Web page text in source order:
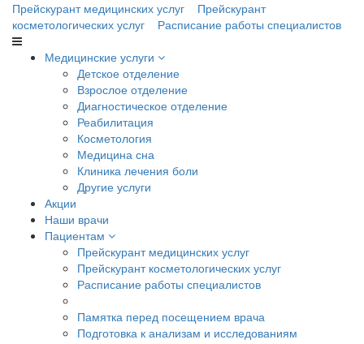
Прейскурант медицинских услуг
Прейскурант
косметологических услуг
Расписание работы специалистов
Медицинские услуги
Детское отделение
Взрослое отделение
Диагностическое отделение
Реабилитация
Косметология
Медицина сна
Клиника лечения боли
Другие услуги
Акции
Наши врачи
Пациентам
Прейскурант медицинских услуг
Прейскурант косметологических услуг
Расписание работы специалистов
Памятка перед посещением врача
Подготовка к анализам и исследованиям